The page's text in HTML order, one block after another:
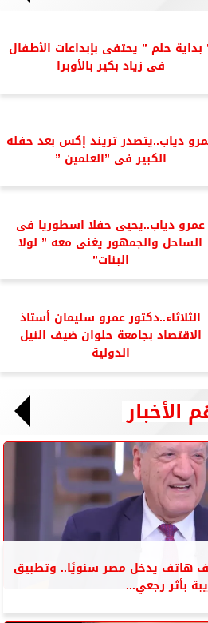
بداية حلم ” يحتفى بإبداعات الأطفال
فى زياد بكير بالأوبرا
دياب..يتصدر تريند إكس بعد حفله
الكبير فى ”العلمين ”
عمرو دياب..يحيى حفلا اسطوريا فى
الساحل والجمهور يغنى معه ” لولا
البنات”
الثلاثاء..دكتور عمرو سليمان أستاذ
الاقتصاد بجامعة حلوان ضيف النيل
الدولية
الأخبار
هاتف يدخل مصر سنويًا.. وتطبيق
بأثر رجعي...